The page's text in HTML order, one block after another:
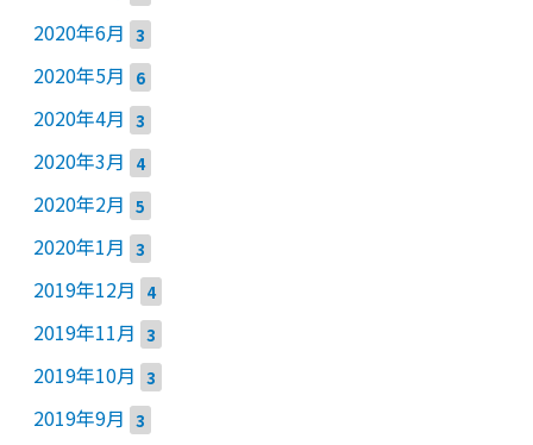
2020年6月 3
2020年5月 6
2020年4月 3
2020年3月 4
2020年2月 5
2020年1月 3
2019年12月 4
2019年11月 3
2019年10月 3
2019年9月 3